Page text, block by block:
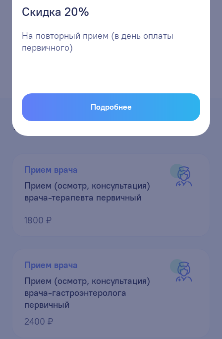
Скидка 20%
На повторный прием (в день оплаты
первичного)
Подробнее
терапию. В случае тяжелой или хронической
диареи необходима консультация специалиста
для проведения более подробного
обследования и выбора оптимального лечения.
Услуги
Прием врача
Прием (осмотр, консультация)
врача-терапевта первичный
1800 ₽
Прием врача
Прием (осмотр, консультация)
врача-гастроэнтеролога
первичный
2400 ₽